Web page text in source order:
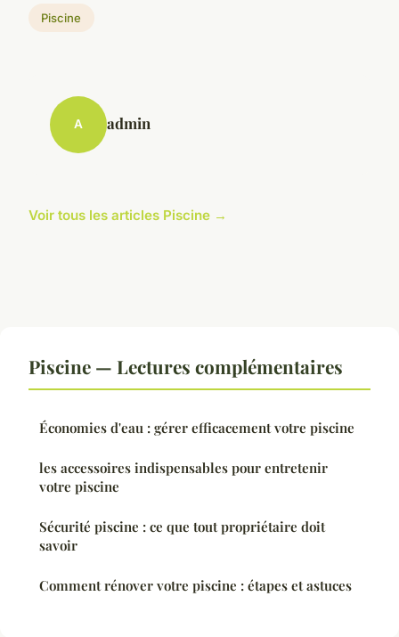
Piscine
A admin
Voir tous les articles Piscine →
Piscine — Lectures complémentaires
Économies d'eau : gérer efficacement votre piscine
les accessoires indispensables pour entretenir
votre piscine
Sécurité piscine : ce que tout propriétaire doit
savoir
Comment rénover votre piscine : étapes et astuces